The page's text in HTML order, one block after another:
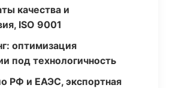
качества и
ISO 9001
оптимизация
под технологичность
РФ и ЕАЭС, экспортная